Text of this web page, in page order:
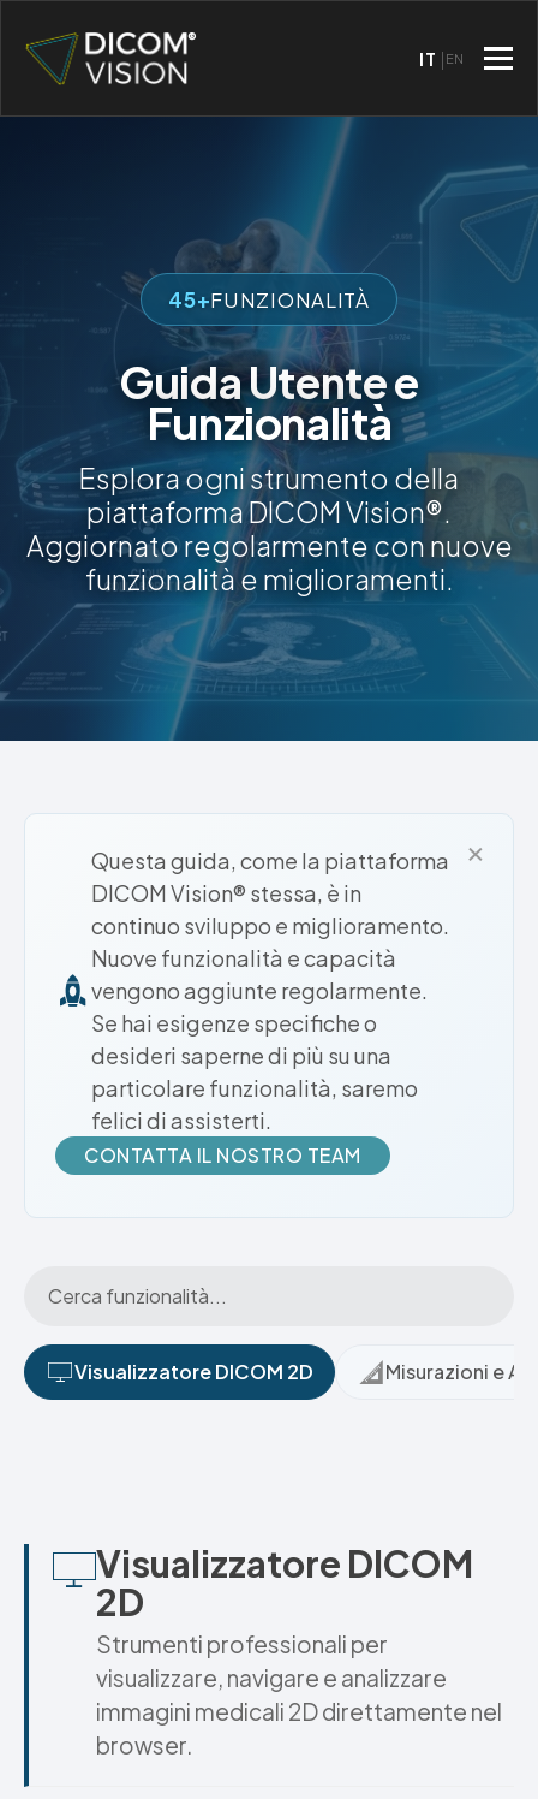
IT EN
45+FUNZIONALITÀ
Guida Utente e
Funzionalità
Esplora ogni strumento della
piattaforma DICOM Vision®.
Aggiornato regolarmente con nuove
funzionalità e miglioramenti.
×
Questa guida, come la piattaforma
DICOM Vision® stessa, è in
continuo sviluppo e miglioramento.
Nuove funzionalità e capacità
vengono aggiunte regolarmente.
Se hai esigenze specifiche o
desideri saperne di più su una
particolare funzionalità, saremo
felici di assisterti.
CONTATTA IL NOSTRO TEAM
Visualizzatore DICOM 2D Misurazioni e
Visualizzatore DICOM
2D
Strumenti professionali per
visualizzare, navigare e analizzare
immagini medicali 2D direttamente nel
browser.